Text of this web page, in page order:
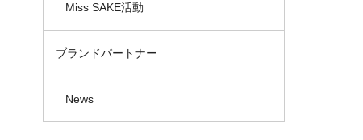
Miss SAKE活動
ブランドパートナー
News